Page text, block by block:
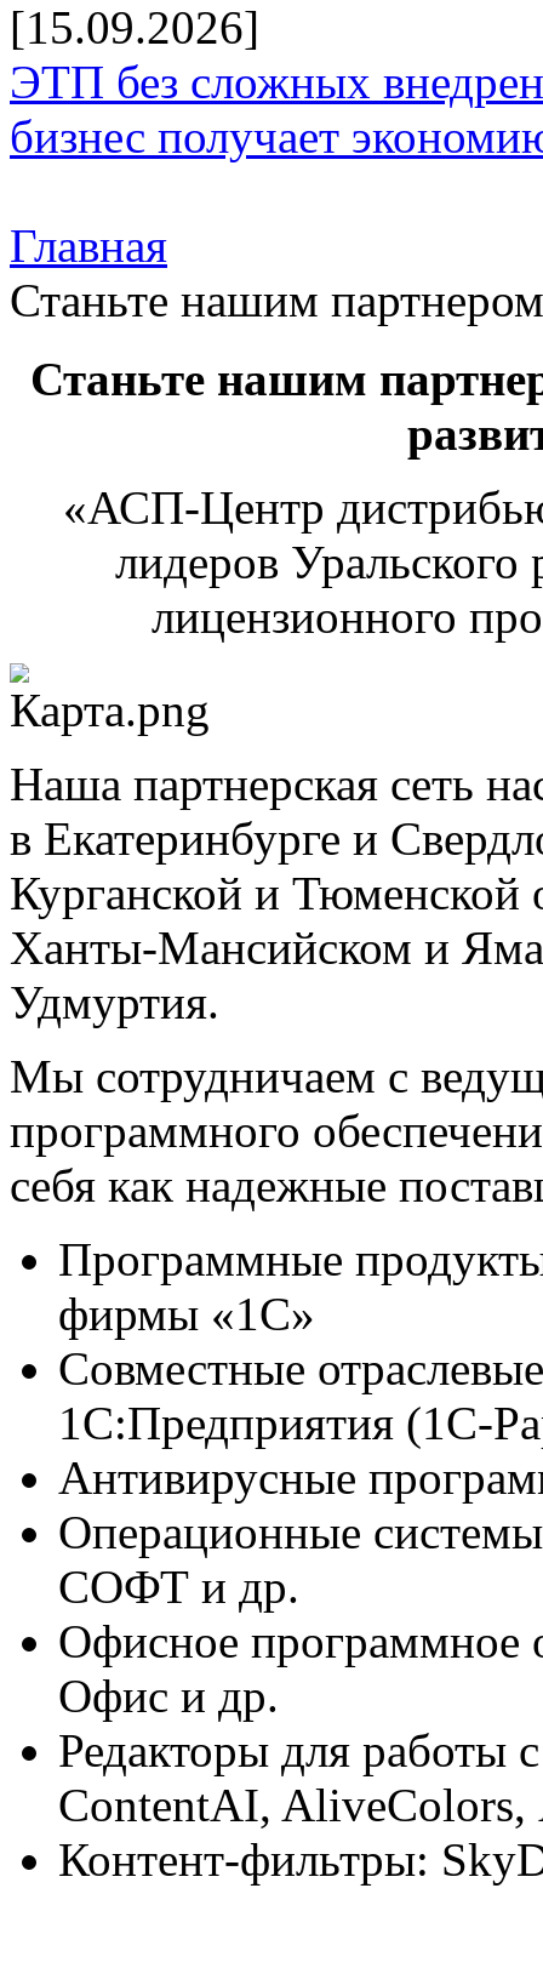
[15.09.2026]
ЭТП без сложных
бизнес получает
Главная
Станьте нашим партнером
Станьте нашим
«АСП-Центр
лидеров
лицензионного
Наша партнерская сеть
в Екатеринбурге и
Курганской и Тюменской
Ханты-Мансийском и
Удмуртия.
Мы сотрудничаем с
программного
себя как надежные
Программные
фирмы «1С»
Совместные
1С:Предприятия (1С-
Антивирусные
Операционные
СОФТ и др.
Офисное
Офис и др.
Редакторы для работы
ContentAI,
Контент-фильтры: